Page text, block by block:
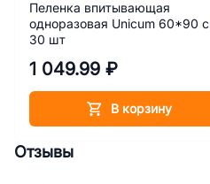
Пеленка впитывающая
одноразовая Unicum 60*90
30 шт
1 049.99 ₽
В корзину
Отзывы